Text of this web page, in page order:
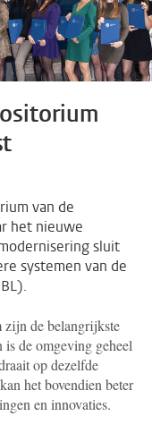
van de
het nieuwe
sluit
systemen van de
zijn de belangrijkste
is de omgeving geheel
op dezelfde
het bovendien beter
en innovaties.